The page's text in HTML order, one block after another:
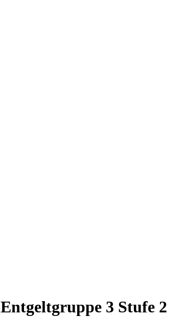
Entgeltgruppe 3 Stufe 2